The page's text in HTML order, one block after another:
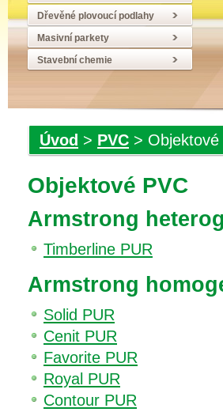
Dřevěné plovoucí podlahy
Masivní parkety
Stavební chemie
Úvod > PVC > Objektové
Objektové PVC
Armstrong
Timberline PUR
Armstrong
Solid PUR
Cenit PUR
Favorite PUR
Royal PUR
Contour PUR